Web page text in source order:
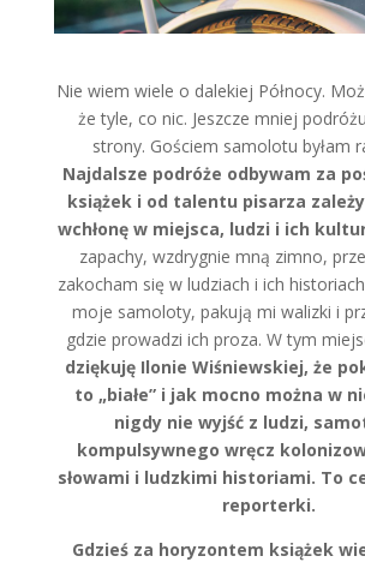
Nie wiem wiele o dalekiej Północy.
że tyle, co nic. Jeszcze mniej
strony. Gościem samolotu byłam
Najdalsze podróże odbywam za
książek i od talentu pisarza
wchłonę w miejsca, ludzi i ich
zapachy, wzdrygnie mną zimno,
zakocham się w ludziach i ich
moje samoloty, pakują mi walizki i
gdzie prowadzi ich proza. W tym
dziękuję Ilonie Wiśniewskiej, że
to „białe” i jak mocno można w
nigdy nie wyjść z ludzi,
kompulsywnego wręcz
słowami i ludzkimi historiami. To
reporterki.
Gdzieś za horyzontem książek